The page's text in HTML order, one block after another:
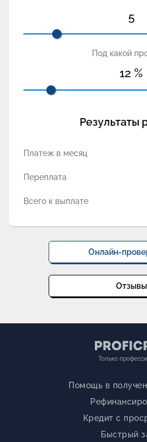
5
Под какой
12 %
Результаты
Платеж в месяц
Переплата
Всего к выплате
Онлайн-
Отзывы
Только
Помощь в
Кредит с
Быстрый